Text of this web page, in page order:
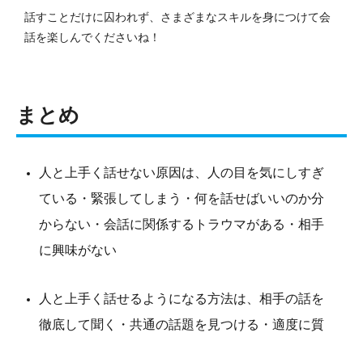
話すことだけに囚われず、さまざまなスキルを身につけて会
話を楽しんでくださいね！
まとめ
人と上手く話せない原因は、人の目を気にしすぎ
ている・緊張してしまう・何を話せばいいのか分
からない・会話に関係するトラウマがある・相手
に興味がない
人と上手く話せるようになる方法は、相手の話を
徹底して聞く・共通の話題を見つける・適度に質